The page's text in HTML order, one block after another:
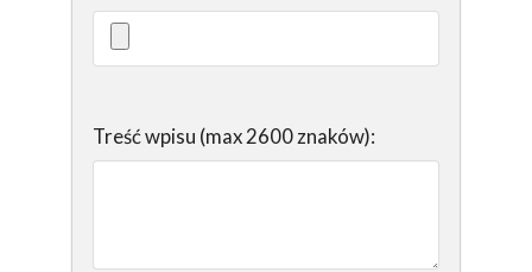
Treść wpisu (max 2600 znaków):